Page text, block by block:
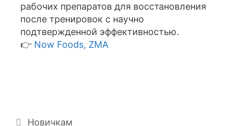
рабочих препаратов для восстановления
после тренировок с научно
подтвержденной эффективностью.
👉 Now Foods, ZMA
Новичкам